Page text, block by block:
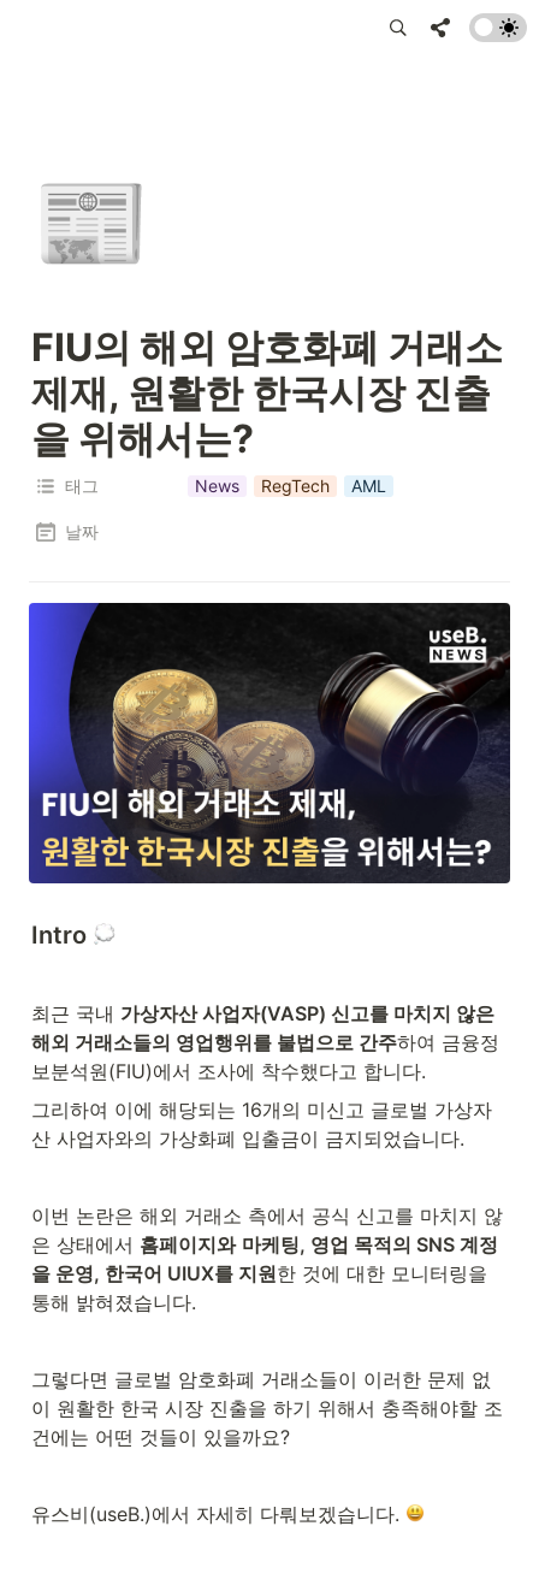
📰
FIU의 해외 암호화폐 거래소
제재, 원활한 한국시장 진출
을 위해서는?
태그 News RegTech AML
날짜
Intro
최근 국내 가상자산 사업자(VASP) 신고를 마치지 않은
해외 거래소들의 영업행위를 불법으로 간주하여 금융정
보분석원(FIU)에서 조사에 착수했다고 합니다.
그리하여 이에 해당되는 16개의 미신고 글로벌 가상자
산 사업자와의 가상화폐 입출금이 금지되었습니다.
이번 논란은 해외 거래소 측에서 공식 신고를 마치지 않
은 상태에서 홈페이지와 마케팅, 영업 목적의 SNS 계정
을 운영, 한국어 UIUX를 지원한 것에 대한 모니터링을
통해 밝혀졌습니다.
그렇다면 글로벌 암호화폐 거래소들이 이러한 문제 없
이 원활한 한국 시장 진출을 하기 위해서 충족해야할 조
건에는 어떤 것들이 있을까요?
유스비(useB.)에서 자세히 다뤄보겠습니다.